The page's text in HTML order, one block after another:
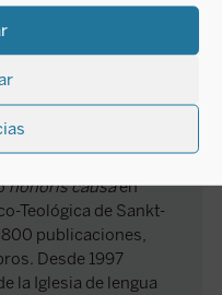
febrero de 1955 en
(Universidad de
honoris causaen
Teológica de Sankt-
publicaciones,
Desde 1997
la Iglesia de lengua